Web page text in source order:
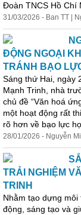
Đoàn TNCS Hồ Chí
31/03/2026 - Ban TT |
ĐỘNG NGOẠI
TRÁNH BẠO
Sáng thứ Hai, ngày
Mạnh Trinh, nhà
chủ đề “Văn hoá
một hoạt động rất
rõ hơn về bạo lực
28/01/2026 - Nguyễn
TRẢI NGHIỆM
TRINH
Nhằm tạo dựng
động, sáng tạo và